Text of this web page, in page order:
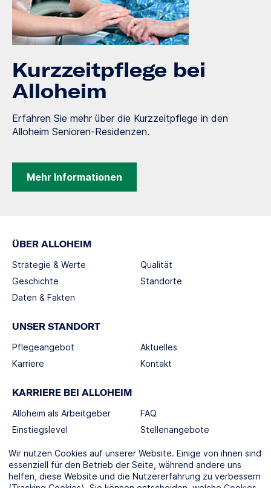
Kurzzeitpflege bei
Alloheim
Erfahren Sie mehr über die Kurzzeitpflege in den
Alloheim Senioren-Residenzen.
Mehr Informationen
ÜBER ALLOHEIM
Strategie & Werte
Geschichte
Daten & Fakten
Qualität
Standorte
UNSER STANDORT
Pflegeangebot
Karriere
Aktuelles
Kontakt
KARRIERE BEI ALLOHEIM
Alloheim als Arbeitgeber
Einstiegslevel
FAQ
Stellenangebote
SOCIAL MEDIA
Wir nutzen Cookies auf unserer Website. Einige von ihnen sind
essenziell für den Betrieb der Seite, während andere uns
helfen, diese Website und die Nutzererfahrung zu verbessern